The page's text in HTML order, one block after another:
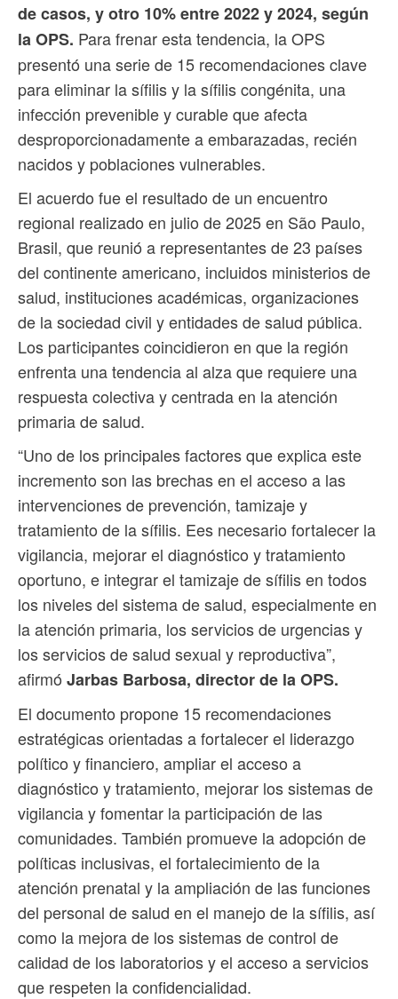
de casos, y otro 10% entre 2022 y 2024, según
la OPS. Para frenar esta tendencia, la OPS
presentó una serie de 15 recomendaciones clave
para eliminar la sífilis y la sífilis congénita, una
infección prevenible y curable que afecta
desproporcionadamente a embarazadas, recién
nacidos y poblaciones vulnerables.
El acuerdo fue el resultado de un encuentro
regional realizado en julio de 2025 en São Paulo,
Brasil, que reunió a representantes de 23 países
del continente americano, incluidos ministerios de
salud, instituciones académicas, organizaciones
de la sociedad civil y entidades de salud pública.
Los participantes coincidieron en que la región
enfrenta una tendencia al alza que requiere una
respuesta colectiva y centrada en la atención
primaria de salud.
“Uno de los principales factores que explica este
incremento son las brechas en el acceso a las
intervenciones de prevención, tamizaje y
tratamiento de la sífilis. Ees necesario fortalecer la
vigilancia, mejorar el diagnóstico y tratamiento
oportuno, e integrar el tamizaje de sífilis en todos
los niveles del sistema de salud, especialmente en
la atención primaria, los servicios de urgencias y
los servicios de salud sexual y reproductiva”,
afirmó Jarbas Barbosa, director de la OPS.
El documento propone 15 recomendaciones
estratégicas orientadas a fortalecer el liderazgo
político y financiero, ampliar el acceso a
diagnóstico y tratamiento, mejorar los sistemas de
vigilancia y fomentar la participación de las
comunidades. También promueve la adopción de
políticas inclusivas, el fortalecimiento de la
atención prenatal y la ampliación de las funciones
del personal de salud en el manejo de la sífilis, así
como la mejora de los sistemas de control de
calidad de los laboratorios y el acceso a servicios
que respeten la confidencialidad.